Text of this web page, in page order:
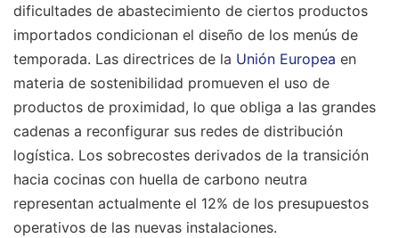
dificultades de abastecimiento de ciertos productos
importados condicionan el diseño de los menús de
temporada. Las directrices de la Unión Europea en
materia de sostenibilidad promueven el uso de
productos de proximidad, lo que obliga a las grandes
cadenas a reconfigurar sus redes de distribución
logística. Los sobrecostes derivados de la transición
hacia cocinas con huella de carbono neutra
representan actualmente el 12% de los presupuestos
operativos de las nuevas instalaciones.